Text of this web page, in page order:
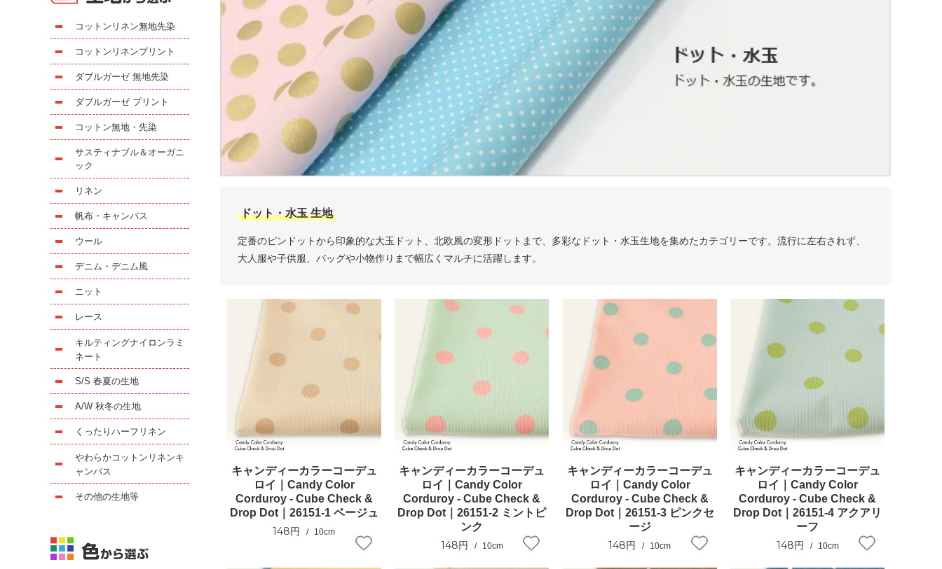
ドット・水玉 生地
定番のピンドットから印象的な大玉ドット、北欧風の変形ドットまで、多彩なドット・水玉生地を集めたカテゴリーです。流行に左右されず、
大人服や子供服、バッグや小物作りまで幅広くマルチに活躍します。
キャンディーカラーコーデュ
ロイ｜Candy Color
Corduroy - Cube Check &
Drop Dot｜26151-1 ベージュ
148円 10cm
キャンディーカラーコーデュ
ロイ｜Candy Color
Corduroy - Cube Check &
Drop Dot｜26151-2 ミントピ
ンク
148円 10cm
キャンディーカラーコーデュ
ロイ｜Candy Color
Corduroy - Cube Check &
Drop Dot｜26151-3 ピンクセ
ージ
148円 10cm
キャンディーカラーコーデュ
ロイ｜Candy Color
Corduroy - Cube Check &
Drop Dot｜26151-4 アクアリ
ーフ
148円 10cm
コットンリネン無地先染
コットンリネンプリント
ダブルガーゼ 無地先染
ダブルガーゼ プリント
コットン無地・先染
サスティナブル＆オーガニ
ック
リネン
帆布・キャンバス
ウール
デニム・デニム風
ニット
レース
キルティングナイロンラミ
ネート
S/S 春夏の生地
A/W 秋冬の生地
くったりハーフリネン
やわらかコットンリネンキ
ャンバス
その他の生地等